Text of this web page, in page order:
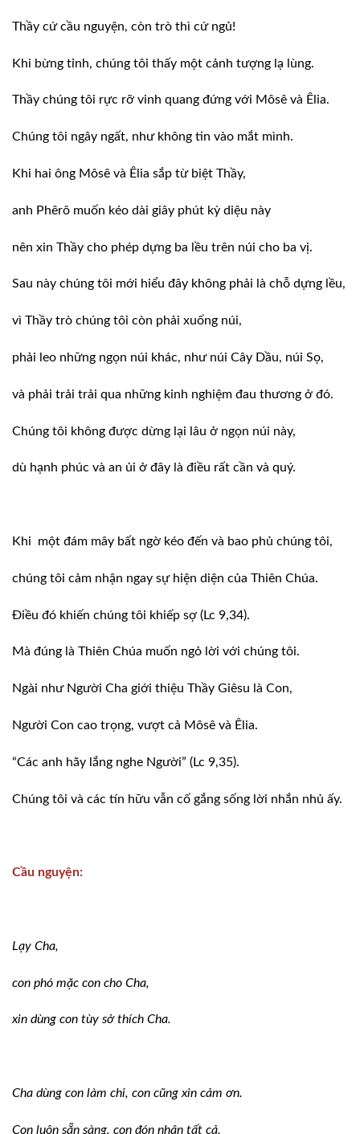
Thầy cứ cầu nguyện, còn trò thì cứ ngủ!
Khi bừng tỉnh, chúng tôi thấy một cảnh tượng lạ lùng.
Thầy chúng tôi rực rỡ vinh quang đứng với Môsê và Êlia.
Chúng tôi ngây ngất, như không tin vào mắt mình.
Khi hai ông Môsê và Êlia sắp từ biệt Thầy,
anh Phêrô muốn kéo dài giây phút kỳ diệu này
nên xin Thầy cho phép dựng ba lều trên núi cho ba vị.
Sau này chúng tôi mới hiểu đây không phải là chỗ dựng lều,
vì Thầy trò chúng tôi còn phải xuống núi,
phải leo những ngọn núi khác, như núi Cây Dầu, núi Sọ,
và phải trải trải qua những kinh nghiệm đau thương ở đó.
Chúng tôi không được dừng lại lâu ở ngọn núi này,
dù hạnh phúc và an ủi ở đây là điều rất cần và quý.
Khi một đám mây bất ngờ kéo đến và bao phủ chúng tôi,
chúng tôi cảm nhận ngay sự hiện diện của Thiên Chúa.
Điều đó khiến chúng tôi khiếp sợ (Lc 9,34).
Mà đúng là Thiên Chúa muốn ngỏ lời với chúng tôi.
Ngài như Người Cha giới thiệu Thầy Giêsu là Con,
Người Con cao trọng, vượt cả Môsê và Êlia.
“Các anh hãy lắng nghe Người” (Lc 9,35).
Chúng tôi và các tín hữu vẫn cố gắng sống lời nhắn nhủ ấy.
Cầu nguyện:
Lạy Cha,
con phó mặc con cho Cha,
xin dùng con tùy sở thích Cha.
Cha dùng con làm chi, con cũng xin cảm ơn.
Con luôn sẵn sàng, con đón nhận tất cả.